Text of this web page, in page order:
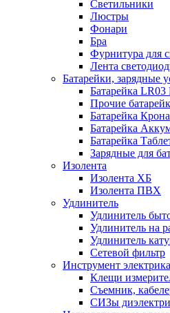
Светильники
Люстры
Фонари
Бра
Фурнитура для
Лента
Батарейки, зарядные
Батарейка
Прочие
Батарейка Крона
Батарейка
Батарейка
Зарядные для
Изолента
Изолента ХБ
Изолента ПВХ
Удлинитель
Удлинитель
Удлинитель на
Удлинитель
Сетевой фильтр
Инструмент
Клещи
Съемник,
СИЗы